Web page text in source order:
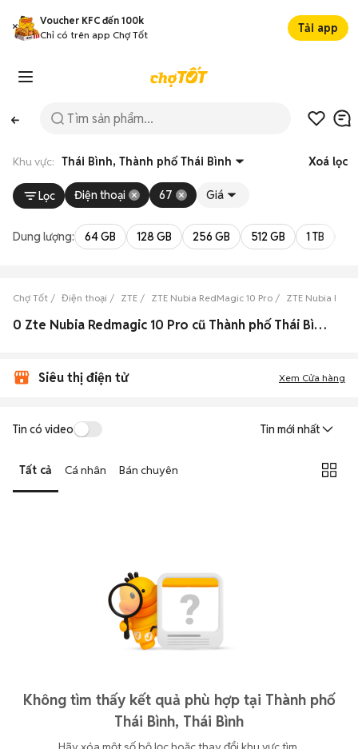
Voucher KFC đến 100k
Chỉ có trên app Chợ Tốt
Tải app
Khu vực: Thái Bình, Thành phố Thái Bình Xoá lọc
Lọc Điện thoại 67 Giá
Dung lượng: 64 GB 128 GB 256 GB 512 GB 1 TB
Chợ Tốt Điện thoại ZTE ZTE Nubia RedMagic 10 Pro ZTE Nubia
0 Zte Nubia Redmagic 10 Pro cũ Thành phố Thái Bình, Thái Bình đẹp
Siêu thị điện tử Xem Cửa hàng
Tin có video Tin mới nhất
Tất cả Cá nhân Bán chuyên
Không tìm thấy kết quả phù hợp tại Thành phố
Thái Bình, Thái Bình